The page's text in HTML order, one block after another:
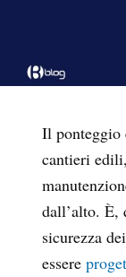
Il ponteggio
cantieri
dall’alto. È,
sicurezza
essere